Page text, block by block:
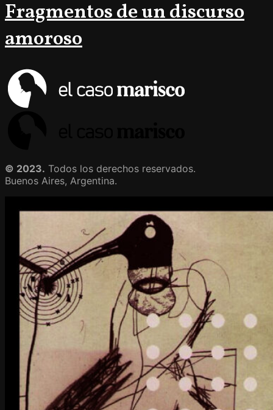
Fragmentos de un discurso
amoroso
© 2023. Todos los derechos reservados.
Buenos Aires, Argentina.